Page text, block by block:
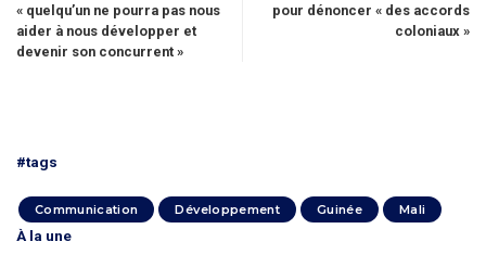
« quelqu’un ne pourra pas nous
aider à nous développer et
devenir son concurrent »
pour dénoncer « des accords
coloniaux »
#tags
Communication Développement Guinée Mali
À la une